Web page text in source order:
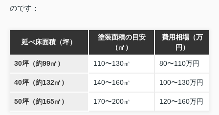
のです：
延べ床面積（坪）
塗装面積の目安
（㎡）
費用相場（万
円）
30坪（約99㎡） 110〜130㎡ 80〜110万円
40坪（約132㎡） 140〜160㎡ 100〜130万円
50坪（約165㎡） 170〜200㎡ 120〜160万円